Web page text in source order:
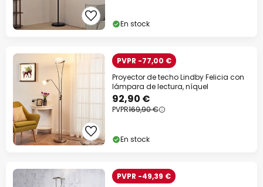
En stock
PVPR -77,00 €
Proyector de techo Lindby Felicia con
lámpara de lectura, níquel
92,90 €
PVPR169,90 €
En stock
PVPR -49,39 €